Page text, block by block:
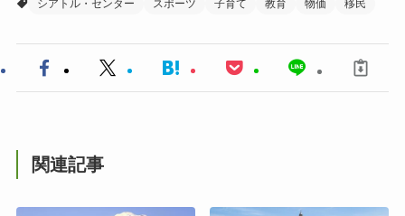
シアトル・センター
スポーツ 子育て 教育 物価 移民
関連記事